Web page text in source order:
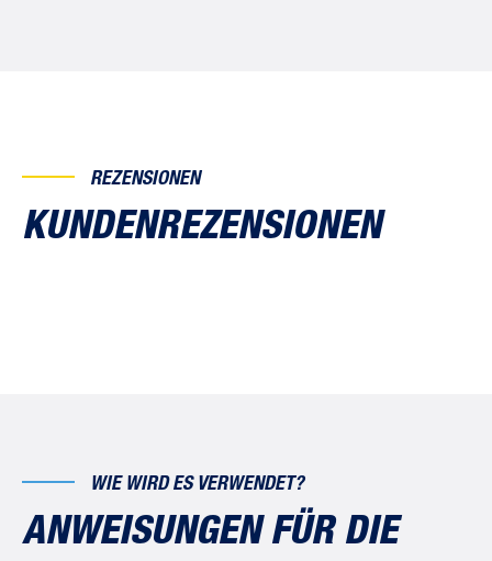
REZENSIONEN
KUNDENREZENSIONEN
WIE WIRD ES VERWENDET?
ANWEISUNGEN FÜR DIE